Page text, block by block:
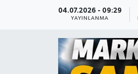
04.07.2026 - 09:29
YAYINLANMA